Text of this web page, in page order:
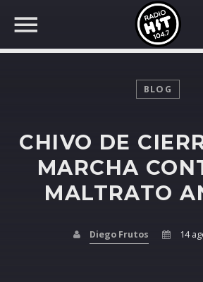
BUSCAR EN
COMPARTE
BLOG
CHIVO DE
MARCHA
MALTRATO
Diego Frutos 14